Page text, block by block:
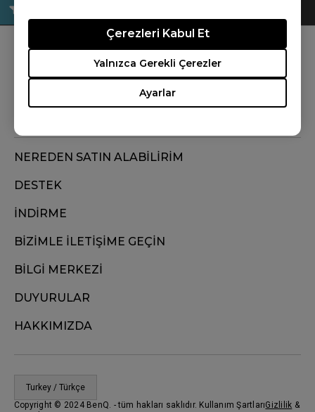
Ayarlar
Yalnızca Gerekli Çerezler
Çerezleri Kabul Et
BİZİ TAKİP EDİN
NEREDEN SATIN ALABİLİRİM
DESTEK
İNDİRME
BİZİMLE İLETİŞİME GEÇİN
BİLGİ MERKEZİ
DUYURULAR
HAKKIMIZDA
Turkey / Türkçe
Copyright © 2024 BenQ. - tüm hakları saklıdır. Kullanım ŞartlarıGizlilik &